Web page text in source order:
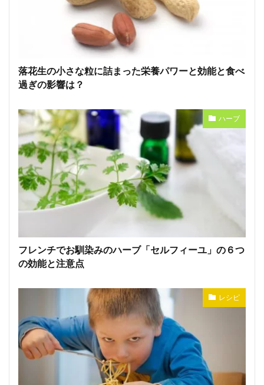
落花生の小さな粒に詰まった栄養パワーと効能と食べ
過ぎの影響は？
ハーブ
フレンチでお馴染みのハーブ「セルフィーユ」の６つ
の効能と注意点
レシピ